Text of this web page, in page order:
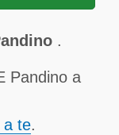
.
Pandino a
a te.